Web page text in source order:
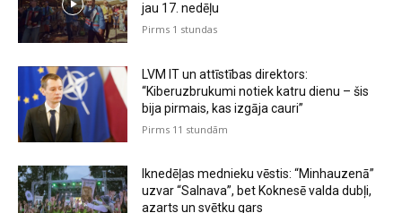
jau 17. nedēļu
Pirms 1 stundas
LVM IT un attīstības direktors:
“Kiberuzbrukumi notiek katru dienu – šis
bija pirmais, kas izgāja cauri”
Pirms 11 stundām
Iknedēļas mednieku vēstis: “Minhauzenā”
uzvar “Salnava”, bet Koknesē valda dubļi,
azarts un svētku gars